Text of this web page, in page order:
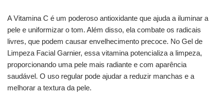
A Vitamina C é um poderoso antioxidante que ajuda a iluminar a
pele e uniformizar o tom. Além disso, ela combate os radicais
livres, que podem causar envelhecimento precoce. No Gel de
Limpeza Facial Garnier, essa vitamina potencializa a limpeza,
proporcionando uma pele mais radiante e com aparência
saudável. O uso regular pode ajudar a reduzir manchas e a
melhorar a textura da pele.